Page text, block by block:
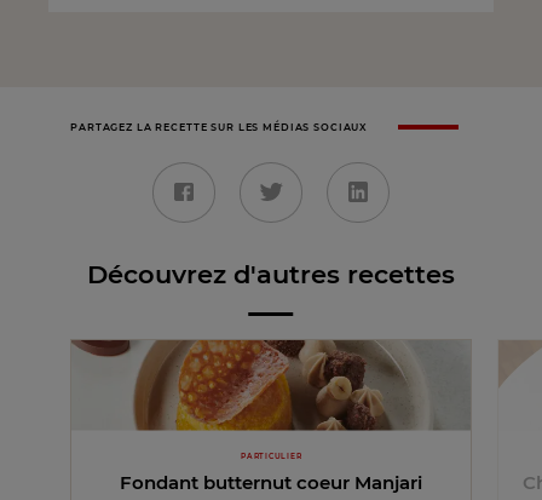
PARTAGEZ LA RECETTE SUR LES MÉDIAS SOCIAUX
Découvrez d'autres recettes
PARTICULIER
Fondant butternut coeur Manjari